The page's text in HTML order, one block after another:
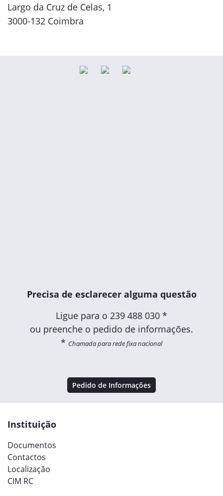
Largo da Cruz de Celas, 1
3000-132 Coimbra
Precisa de esclarecer alguma questão
Ligue para o 239 488 030 *
ou preenche o pedido de informações.
* Chamada para rede fixa nacional
Pedido de Informações
Instituição
Documentos
Contactos
Localização
CIM RC